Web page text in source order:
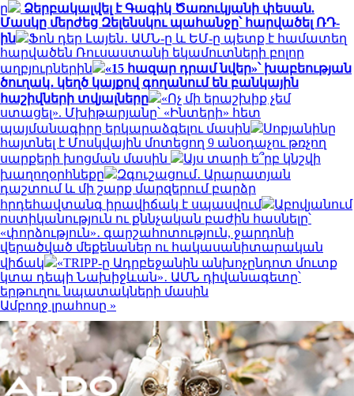
ը
Ձերբակալվել է Գագիկ Ծառուկյանի փեսան.
Մասկը մերժեց Զելենսկու պահանջը՝ հարվածել ՌԴ-
ին
Ֆոն դեր Լայեն․ ԱՄՆ-ը և ԵՄ-ը պետք է համատեղ
հարվածեն Ռուսաստանի եկամուտների բոլոր
աղբյուրներին
«15 հազար դրամ նվեր»՝ խաբեության
ծուղակ․ կեղծ կայքով գողանում են բանկային
հաշիվների տվյալները
«Ոչ մի երաշխիք չեմ
ստացել». Մխիթարյանը՝ «Ինտերի» հետ
պայմանագիրը երկարաձգելու մասին
Սոբյանինը
հայտնել է Մոսկվային մոտեցող 9 անօդաչու թռչող
սարքերի խոցման մասին
Այս տարի ե՞րբ կնշվի
խաղողօրհնեքը
Զգուշացում․ Արարատյան
դաշտում և մի շարք մարզերում բարձր
հրդեհավտանգ իրավիճակ է սպասվում
Աբովյանում
ոստիկանություն ու քննչական բաժին հասնելը՝
«փորձություն»․ գարշահոտություն, ջարդոնի
վերածված մեքենաներ ու հակասանիտարական
վիճակ
«TRIPP-ը Ադրբեջանին անխոչընդոտ մուտք
կտա դեպի Նախիջևան»․ ԱՄՆ դիվանագետը՝
երթուղու նպատակների մասին
Ամբողջ լրահոսը »